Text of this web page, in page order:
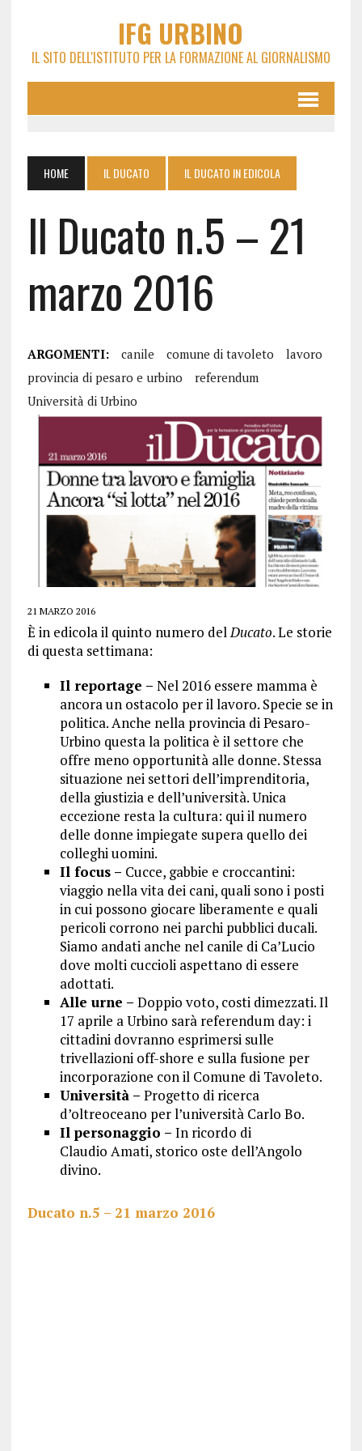
IFG URBINO
IL SITO DELL'ISTITUTO PER LA FORMAZIONE AL GIORNALISMO
HOME IL DUCATO IL DUCATO IN EDICOLA
Il Ducato n.5 – 21
marzo 2016
ARGOMENTI: canile comune di tavoleto
lavoro
provincia di pesaro e urbino
referendum
Università di Urbino
21 MARZO 2016
È in edicola il quinto numero delDucato. Le storie
di questa settimana:
Il reportage – Nel 2016 essere mamma è
ancora un ostacolo per il lavoro. Specie se in
politica. Anche nella provincia di Pesaro-
Urbino questa la politica è il settore che
offre meno opportunità alle donne. Stessa
situazione nei settori dell’imprenditoria,
della giustizia e dell’università. Unica
eccezione resta la cultura: qui il numero
delle donne impiegate supera quello dei
colleghi uomini.
Il focus – Cucce, gabbie e croccantini:
viaggio nella vita dei cani, quali sono i posti
in cui possono giocare liberamente e quali
pericoli corrono nei parchi pubblici ducali.
Siamo andati anche nel canile di Ca’Lucio
dove molti cuccioli aspettano di essere
adottati.
Alle urne – Doppio voto, costi dimezzati. Il
17 aprile a Urbino sarà referendum day: i
cittadini dovranno esprimersi sulle
trivellazioni off-shore e sulla fusione per
incorporazione con il Comune di Tavoleto.
Università – Progetto di ricerca
d’oltreoceano per l’università Carlo Bo.
Il personaggio – In ricordo di
Claudio Amati, storico oste dell’Angolo
divino.
Ducato n.5 – 21 marzo 2016